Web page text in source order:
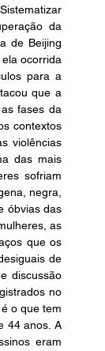
da
de Beijing
ocorrida
para a
que a
fases da
contextos
violências
das mais
sofriam
negra,
óbvias das
as
que os
de
discussão
no
o que tem
44 anos. A
eram